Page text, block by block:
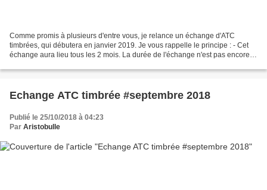
Comme promis à plusieurs d'entre vous, je relance un échange d'ATC
timbrées, qui débutera en janvier 2019. Je vous rappelle le principe : - Cet
échange aura lieu tous les 2 mois. La durée de l'échange n'est pas encore
Echange ATC timbrée #septembre 2018
Publié le 25/10/2018 à 04:23
Par Aristobulle